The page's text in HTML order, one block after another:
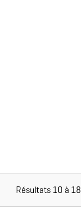
Résultats 10 à 18